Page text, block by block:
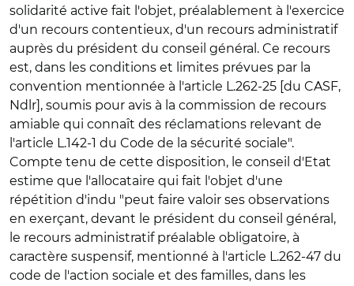
solidarité active fait l'objet, préalablement à l'exercice
d'un recours contentieux, d'un recours administratif
auprès du président du conseil général. Ce recours
est, dans les conditions et limites prévues par la
convention mentionnée à l'article L.262-25 [du CASF,
Ndlr], soumis pour avis à la commission de recours
amiable qui connaît des réclamations relevant de
l'article L.142-1 du Code de la sécurité sociale".
Compte tenu de cette disposition, le conseil d'Etat
estime que l'allocataire qui fait l'objet d'une
répétition d'indu "peut faire valoir ses observations
en exerçant, devant le président du conseil général,
le recours administratif préalable obligatoire, à
caractère suspensif, mentionné à l'article L.262-47 du
code de l'action sociale et des familles, dans les